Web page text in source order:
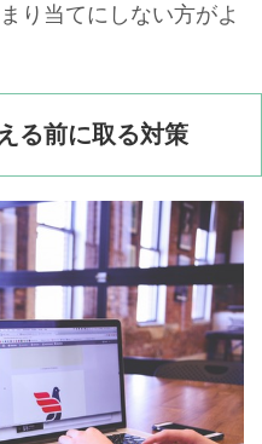
り当てにしない方がよ
る前に取る対策